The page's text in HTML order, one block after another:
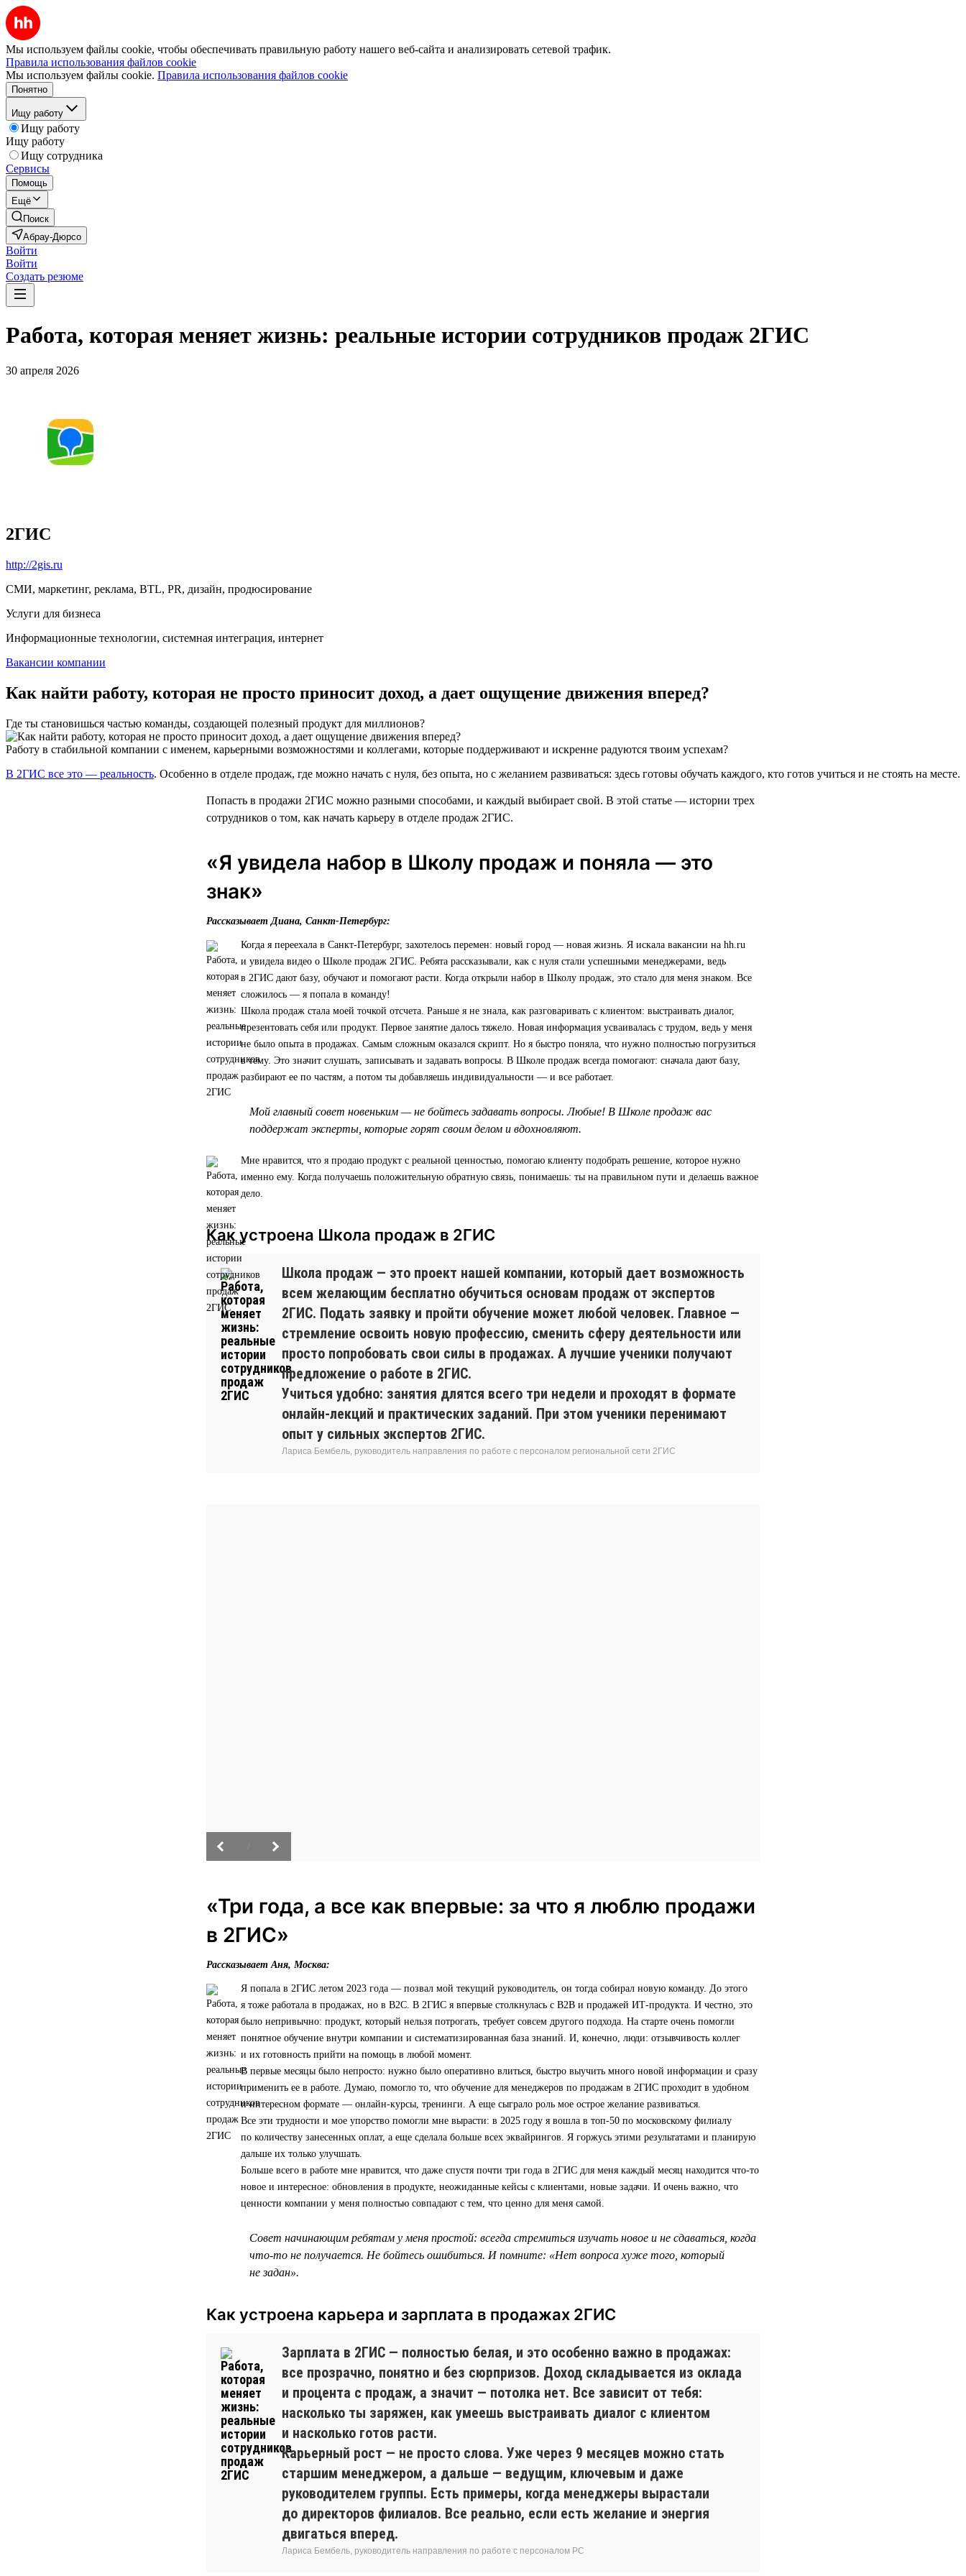
Мы используем файлы cookie, чтобы обеспечивать правильную работу нашего веб-сайта и анализировать сетевой трафик.
Правила использования файлов cookie
Мы используем файлы cookie. Правила использования файлов cookie
Понятно
Ищу работу
Ищу работу
Ищу работу
Ищу сотрудника
Сервисы
Помощь
Ещё
Поиск
Абрау-Дюрсо
Войти
Войти
Создать резюме
Работа, которая меняет жизнь: реальные истории сотрудников продаж 2ГИС
30 апреля 2026
2ГИС
http://2gis.ru
СМИ, маркетинг, реклама, BTL, PR, дизайн, продюсирование
Услуги для бизнеса
Информационные технологии, системная интеграция, интернет
Вакансии компании
Как найти работу, которая не просто приносит доход, а дает ощущение движения вперед?
Где ты становишься частью команды, создающей полезный продукт для миллионов?
Работу в стабильной компании с именем, карьерными возможностями и коллегами, которые поддерживают и искренне радуются твоим успехам?
В 2ГИС все это — реальность. Особенно в отделе продаж, где можно начать с нуля, без опыта, но с желанием развиваться: здесь готовы обучать каждого, кто готов учиться и не стоять на месте.
Попасть в продажи 2ГИС можно разными способами, и каждый выбирает свой. В этой статье — истории трех
сотрудников о том, как начать карьеру в отделе продаж 2ГИС.
«Я увидела набор в Школу продаж и поняла — это
знак»
Рассказывает Диана, Санкт-Петербург:
Когда я переехала в Санкт-Петербург, захотелось перемен: новый город — новая жизнь. Я искала вакансии на hh.ru
и увидела видео о Школе продаж 2ГИС. Ребята рассказывали, как с нуля стали успешными менеджерами, ведь
в 2ГИС дают базу, обучают и помогают расти. Когда открыли набор в Школу продаж, это стало для меня знаком. Все
сложилось — я попала в команду!
Школа продаж стала моей точкой отсчета. Раньше я не знала, как разговаривать с клиентом: выстраивать диалог,
презентовать себя или продукт. Первое занятие далось тяжело. Новая информация усваивалась с трудом, ведь у меня
не было опыта в продажах. Самым сложным оказался скрипт. Но я быстро поняла, что нужно полностью погрузиться
в тему. Это значит слушать, записывать и задавать вопросы. В Школе продаж всегда помогают: сначала дают базу,
разбирают ее по частям, а потом ты добавляешь индивидуальности — и все работает.
Мой главный совет новеньким — не бойтесь задавать вопросы. Любые! В Школе продаж вас
поддержат эксперты, которые горят своим делом и вдохновляют.
Мне нравится, что я продаю продукт с реальной ценностью, помогаю клиенту подобрать решение, которое нужно
именно ему. Когда получаешь положительную обратную связь, понимаешь: ты на правильном пути и делаешь важное
дело.
Как устроена Школа продаж в 2ГИС
Школа продаж — это проект нашей компании, который дает возможность
всем желающим бесплатно обучиться основам продаж от экспертов
2ГИС. Подать заявку и пройти обучение может любой человек. Главное —
стремление освоить новую профессию, сменить сферу деятельности или
просто попробовать свои силы в продажах. А лучшие ученики получают
предложение о работе в 2ГИС.
Учиться удобно: занятия длятся всего три недели и проходят в формате
онлайн-лекций и практических заданий. При этом ученики перенимают
опыт у сильных экспертов 2ГИС.
Лариса Бембель, руководитель направления по работе с персоналом региональной сети 2ГИС
«Три года, а все как впервые: за что я люблю продажи
в 2ГИС»
Рассказывает Аня, Москва:
Я попала в 2ГИС летом 2023 года — позвал мой текущий руководитель, он тогда собирал новую команду. До этого
я тоже работала в продажах, но в B2C. В 2ГИС я впервые столкнулась с B2B и продажей ИТ‑продукта. И честно, это
было непривычно: продукт, который нельзя потрогать, требует совсем другого подхода. На старте очень помогли
понятное обучение внутри компании и систематизированная база знаний. И, конечно, люди: отзывчивость коллег
и их готовность прийти на помощь в любой момент.
В первые месяцы было непросто: нужно было оперативно влиться, быстро выучить много новой информации и сразу
применить ее в работе. Думаю, помогло то, что обучение для менеджеров по продажам в 2ГИС проходит в удобном
и интересном формате — онлайн-курсы, тренинги. А еще сыграло роль мое острое желание развиваться.
Все эти трудности и мое упорство помогли мне вырасти: в 2025 году я вошла в топ‑50 по московскому филиалу
по количеству занесенных оплат, а еще сделала больше всех эквайрингов. Я горжусь этими результатами и планирую
дальше их только улучшать.
Больше всего в работе мне нравится, что даже спустя почти три года в 2ГИС для меня каждый месяц находится что-то
новое и интересное: обновления в продукте, неожиданные кейсы с клиентами, новые задачи. И очень важно, что
ценности компании у меня полностью совпадают с тем, что ценно для меня самой.
Совет начинающим ребятам у меня простой: всегда стремиться изучать новое и не сдаваться, когда
что-то не получается. Не бойтесь ошибиться. И помните: «Нет вопроса хуже того, который
не задан».
Как устроена карьера и зарплата в продажах 2ГИС
Зарплата в 2ГИС — полностью белая, и это особенно важно в продажах:
все прозрачно, понятно и без сюрпризов. Доход складывается из оклада
и процента с продаж, а значит — потолка нет. Все зависит от тебя:
насколько ты заряжен, как умеешь выстраивать диалог с клиентом
и насколько готов расти.
Карьерный рост — не просто слова. Уже через 9 месяцев можно стать
старшим менеджером, а дальше — ведущим, ключевым и даже
руководителем группы. Есть примеры, когда менеджеры вырастали
до директоров филиалов. Все реально, если есть желание и энергия
двигаться вперед.
Лариса Бембель, руководитель направления по работе с персоналом РС